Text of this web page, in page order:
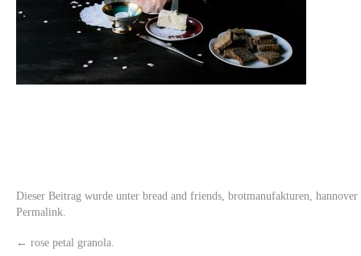
Dieser Beitrag wurde unter bread and friends brotmanufakturen hannover
Permalink
← rose petal granola.